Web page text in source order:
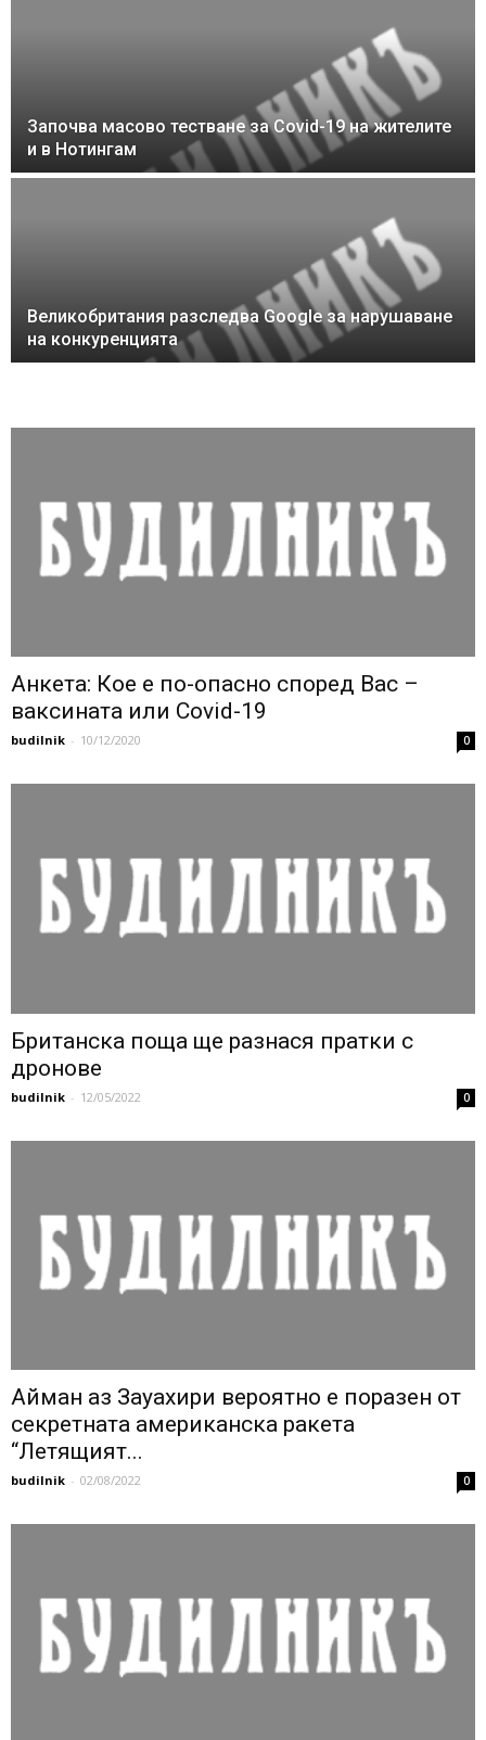
Започва масово тестване за Covid-19 на жителите
и в Нотингам
Великобритания разследва Google за нарушаване
на конкуренцията
Анкета: Кое е по-опасно според Вас –
ваксината или Covid-19
budilnik - 10/12/2020 0
Британска поща ще разнася пратки с
дронове
budilnik - 12/05/2022 0
Айман аз Зауахири вероятно е поразен от
секретната американска ракета
“Летящият...
budilnik - 02/08/2022 0